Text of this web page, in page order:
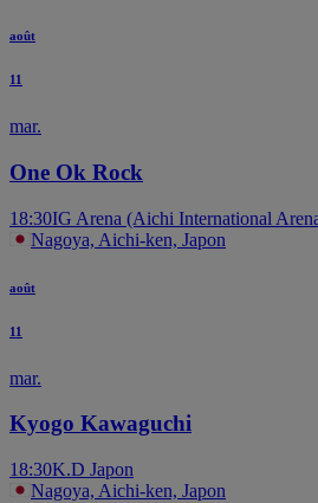
août
11
mar.
One Ok Rock
18:30IG Arena (Aichi International
Nagoya, Aichi-ken, Japon
août
11
mar.
Kyogo Kawaguchi
18:30K.D Japon
Nagoya, Aichi-ken, Japon